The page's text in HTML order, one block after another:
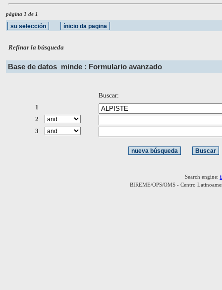
página 1 de 1
Refinar la búsqueda
Base de datos minde : Formulario avanzado
Buscar:
1
2
3
Search engine:
BIREME/OPS/OMS - Centro